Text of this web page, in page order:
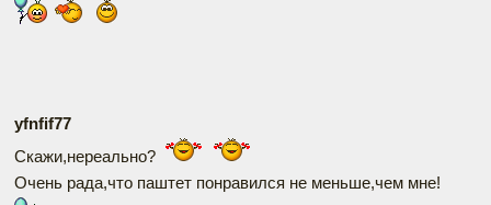
yfnfif77
Скажи,нереально?
Очень рада,что паштет понравился не меньше,чем мне!